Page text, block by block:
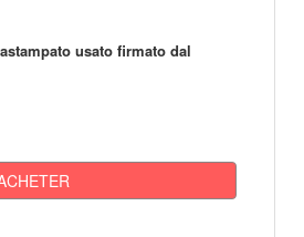
usato firmato dal